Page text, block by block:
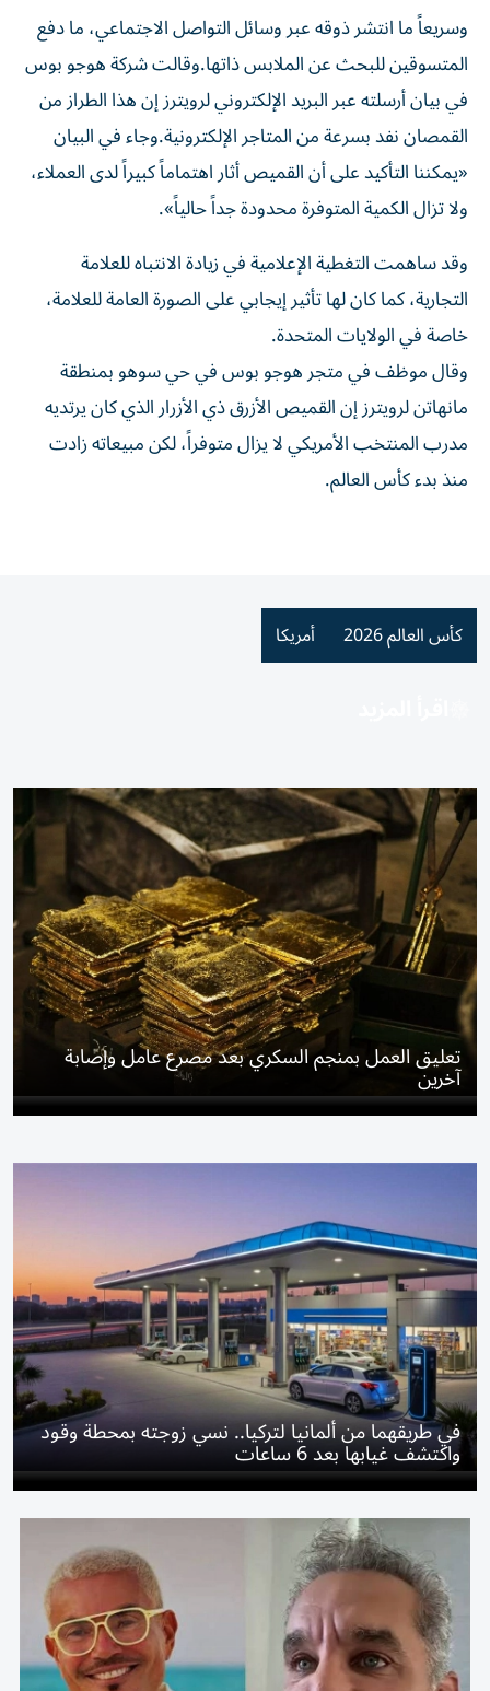
وسريعاً ما انتشر ذوقه عبر وسائل التواصل الاجتماعي، ما دفع
المتسوقين للبحث عن الملابس ذاتها.وقالت شركة هوجو بوس
في بيان أرسلته عبر البريد الإلكتروني لرويترز إن هذا الطراز ​من
‌القمصان نفد بسرعة من المتاجر الإلكترونية.وجاء في البيان
«يمكننا التأكيد على أن القميص ‌أثار اهتماماً كبيراً لدى العملاء،
ولا تزال الكمية المتوفرة محدودة جداً حالياً».
وقد ساهمت التغطية الإعلامية في زيادة الانتباه للعلامة
التجارية، كما كان لها تأثير إيجابي على الصورة العامة ‌للعلامة،
خاصة ‌في الولايات المتحدة.
وقال موظف في متجر هوجو ⁠بوس في حي سوهو بمنطقة
مانهاتن لرويترز إن القميص الأزرق ذي ‌الأزرار الذي كان يرتديه
مدرب المنتخب الأمريكي لا يزال متوفراً، لكن مبيعاته زادت
منذ بدء كأس العالم.
كأس العالم 2026 أمريكا
تعليق العمل بمنجم السكري بعد مصرع عامل وإصابة
آخرين
في طريقهما من ألمانيا لتركيا.. نسي زوجته بمحطة وقود
واكتشف غيابها بعد 6 ساعات